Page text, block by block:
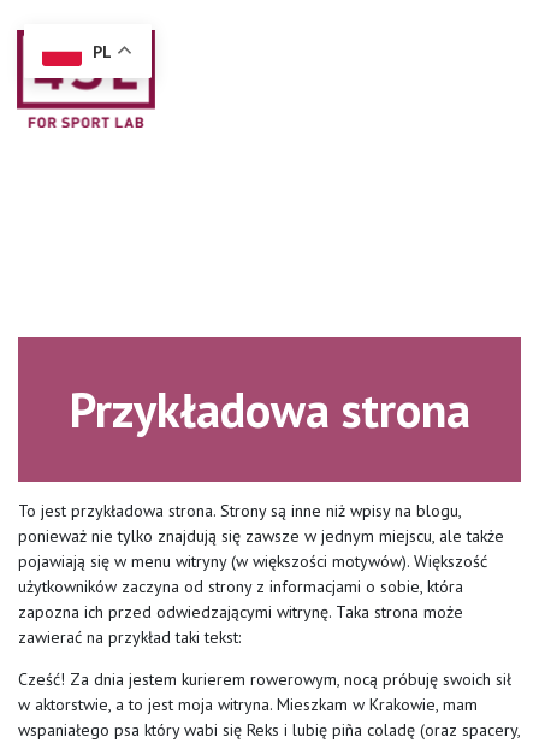
Przykładowa strona
To jest przykładowa strona. Strony są inne niż wpisy na blogu,
ponieważ nie tylko znajdują się zawsze w jednym miejscu, ale także
pojawiają się w menu witryny (w większości motywów). Większość
użytkowników zaczyna od strony z informacjami o sobie, która
zapozna ich przed odwiedzającymi witrynę. Taka strona może
zawierać na przykład taki tekst:
Cześć! Za dnia jestem kurierem rowerowym, nocą próbuję swoich sił
w aktorstwie, a to jest moja witryna. Mieszkam w Krakowie, mam
wspaniałego psa który wabi się Reks i lubię piña coladę (oraz spacery,
PL